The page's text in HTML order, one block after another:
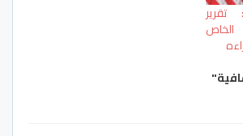
الخاص